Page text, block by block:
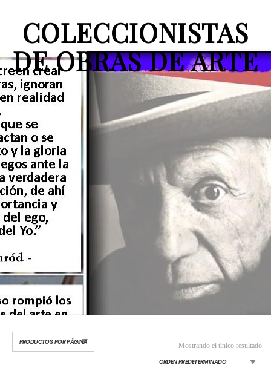
COLECCIONISTAS
DE OBRAS DE ARTE
Mostrando el único resultado